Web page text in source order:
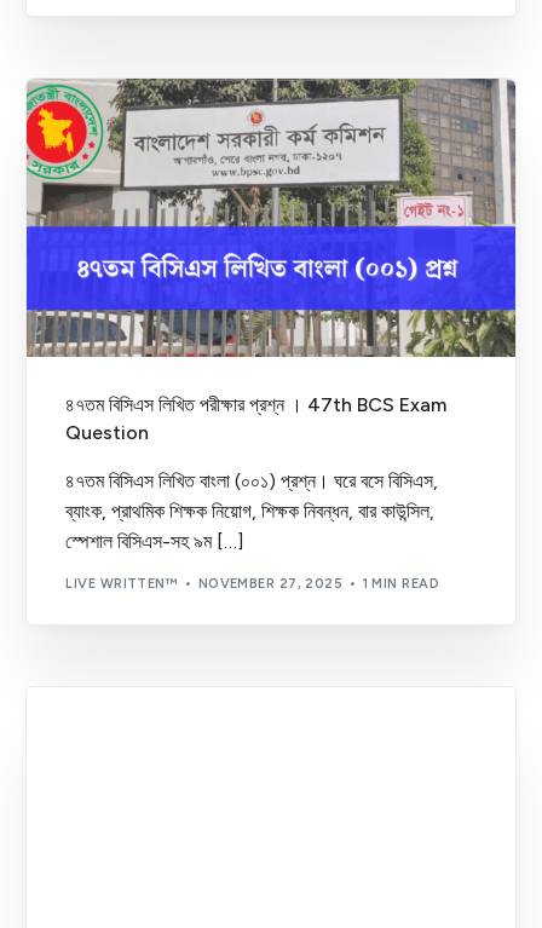
৪৭তম বিসিএস লিখিত পরীক্ষার প্রশ্ন । 47th BCS Exam
Question
৪৭তম বিসিএস লিখিত বাংলা (০০১) প্রশ্ন। ঘরে বসে বিসিএস,
ব্যাংক, প্রাথমিক শিক্ষক নিয়োগ, শিক্ষক নিবন্ধন, বার কাউন্সিল,
স্পেশাল বিসিএস-সহ ৯ম […]
LIVE WRITTEN™ NOVEMBER 27, 2025 1 MIN READ